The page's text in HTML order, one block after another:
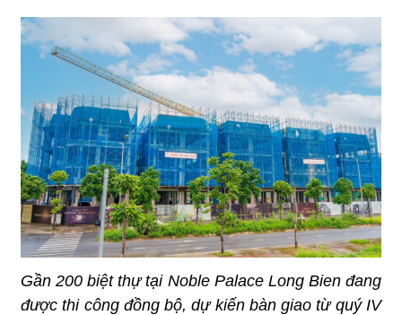
Gần 200 biệt thự tại Noble Palace Long Bien đang
được thi công đồng bộ, dự kiến bàn giao từ quý IV